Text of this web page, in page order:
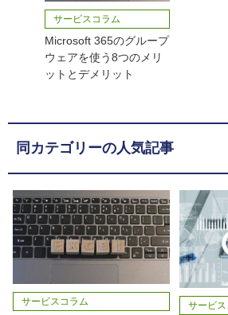
サービスコラム
Microsoft 365のグループ
ウェアを使う8つのメリ
ットとデメリット
同カテゴリーの人気記事
サービスコラム サービ